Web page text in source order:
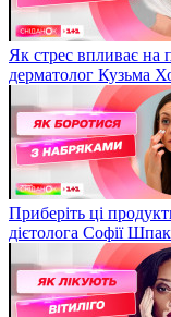
Як стрес впливає на
дерматолог Кузьма
Приберіть ці
дієтолога Софії Шпак